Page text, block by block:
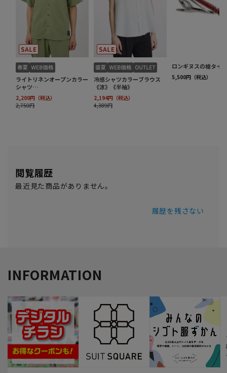
閲覧履歴
最近見た商品がありません。
履歴を残さない
INFORMATION